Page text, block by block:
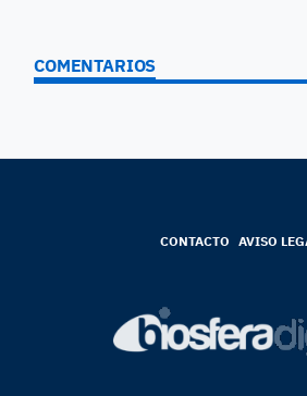
COMENTARIOS
CONTACTO AVISO